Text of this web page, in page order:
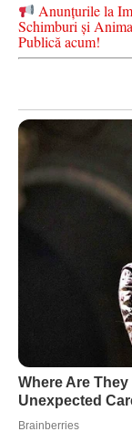
Anunțurile la
Schimburi și
Publică acum!